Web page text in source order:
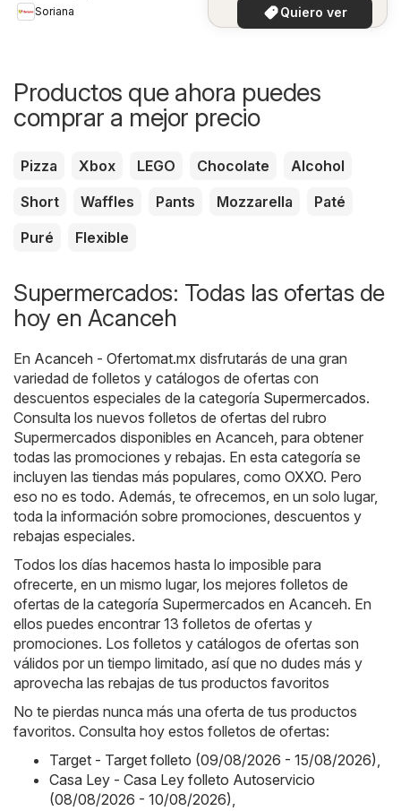
Soriana
Quiero ver
Productos que ahora puedes
comprar a mejor precio
Pizza Xbox LEGO Chocolate
Alcohol
Short
Waffles Pants Mozzarella
Paté
Puré
Flexible
Supermercados: Todas las ofertas de
hoy en Acanceh
En Acanceh - Ofertomat.mx disfrutarás de una gran
variedad de folletos y catálogos de ofertas con
descuentos especiales de la categoría Supermercados.
Consulta los nuevos folletos de ofertas del rubro
Supermercados disponibles en Acanceh, para obtener
todas las promociones y rebajas. En esta categoría se
incluyen las tiendas más populares, como OXXO. Pero
eso no es todo. Además, te ofrecemos, en un solo lugar,
toda la información sobre promociones, descuentos y
rebajas especiales.
Todos los días hacemos hasta lo imposible para
ofrecerte, en un mismo lugar, los mejores folletos de
ofertas de la categoría Supermercados en Acanceh. En
ellos puedes encontrar 13 folletos de ofertas y
promociones. Los folletos y catálogos de ofertas son
válidos por un tiempo limitado, así que no dudes más y
aprovecha las rebajas de tus productos favoritos
No te pierdas nunca más una oferta de tus productos
favoritos. Consulta hoy estos folletos de ofertas:
Target - Target folleto (09/08/2026 - 15/08/2026)
Casa Ley - Casa Ley folleto Autoservicio
(08/08/2026 - 10/08/2026)